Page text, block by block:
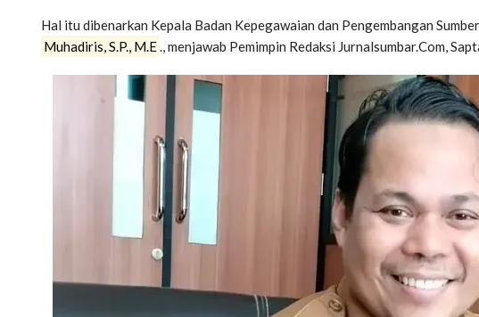
Hal itu dibenarkan Kepala Badan Kepegawaian dan Pengembangan
Muhadiris, S.P., M.E., menjawab Pemimpin Redaksi Jurnalsumbar.Com,